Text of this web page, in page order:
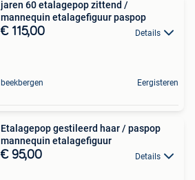
jaren 60 etalagepop zittend /
mannequin etalagefiguur paspop
€ 115,00 Details
beekbergen Eergisteren
Etalagepop gestileerd haar / paspop
mannequin etalagefiguur
€ 95,00 Details